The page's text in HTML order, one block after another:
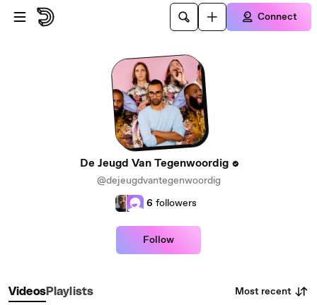
Skip to main content
Connect
De Jeugd Van Tegenwoordig
@dejeugdvantegenwoordig
6 followers
Follow
VideosPlaylists Most recent